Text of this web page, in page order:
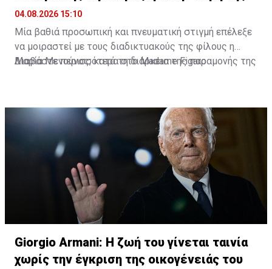
04.08.2026 15:10
Μία βαθιά προσωπική και πνευματική στιγμή επέλεξε
να μοιραστεί με τους διαδικτυακούς της φίλους η
Μαρία Μενούνος, κατά τη διάρκεια της παραμονής της
προσκύνημα που, όπως αποκάλυψε, είχε ξεχωριστή
σημασία για την ίδια.
Διαβάστε περισσότερα στο Madame Figaro
Giorgio Armani: Η ζωή του γίνεται ταινία
χωρίς την έγκριση της οικογένειάς του